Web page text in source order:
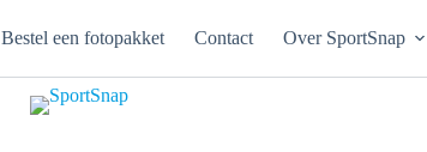
Bestel een fotopakket Contact Over SportSnap